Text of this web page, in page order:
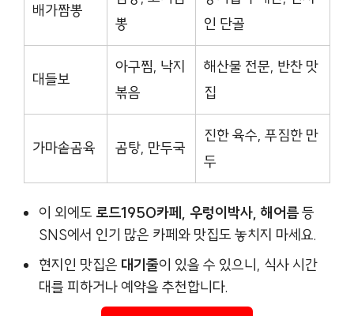
배가짬뽕
뽕
인 단골
대들보
아구찜, 낙지
볶음
해산물 전문, 반찬 맛
집
가마솥곰육 곰탕, 만두국
진한 육수, 푸짐한 만
두
이 외에도 로드1950카페, 우렁이박사, 해어름등
SNS에서 인기 많은 카페와 맛집도 놓치지 마세요.
현지인 맛집은 대기줄이 있을 수 있으니, 식사 시간
대를 피하거나 예약을 추천합니다.